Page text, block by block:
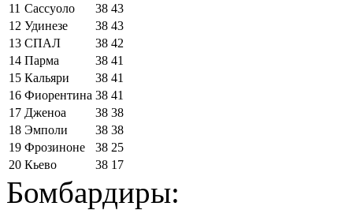
11 Сассуоло 38 43
12 Удинезе 38 43
13 СПАЛ 38 42
14 Парма 38 41
15 Кальяри 38 41
16 Фиорентина 38 41
17 Дженоа 38 38
18 Эмполи 38 38
19 Фрозиноне 38 25
20 Кьево 38 17
Бомбардиры: